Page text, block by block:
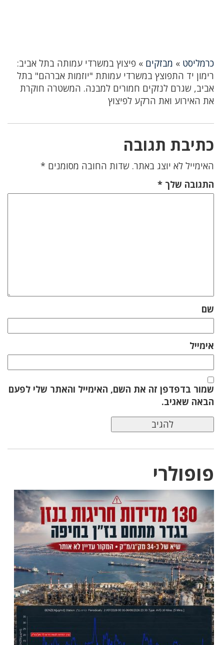
כרמליסט » מבזקים » פיצוץ במשרדי עמותה בתל אביב:
רימון יד התפוצץ במשרדי עמותת "יוזמות אברהם" בתל
אביב, שגרם לנזקים חמורים למבנה. המשטרה חוקרת
את האירוע ואת הרקע לפיצוץ
כתיבת תגובה
האימייל לא יוצג באתר. שדות החובה מסומנים *
התגובה שלך *
שם
אימייל
שמור בדפדפן זה את השם, האימייל והאתר שלי לפעם
הבאה שאגיב.
פופולרי